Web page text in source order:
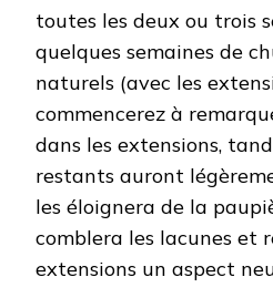
toutes les deux ou trois
quelques semaines de
naturels (avec les
commencerez à
dans les extensions,
restants auront
les éloignera de la
comblera les lacunes et
extensions un aspect